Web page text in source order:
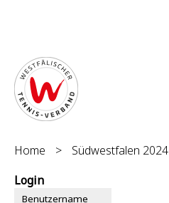
Home > Südwestfalen 2024
Login